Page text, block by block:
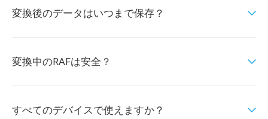
変換後のデータはいつまで保存？
変換中のRAFは安全？
すべてのデバイスで使えますか？